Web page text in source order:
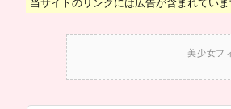
当サイトのリンクには広告が含まれていま
美少女フ